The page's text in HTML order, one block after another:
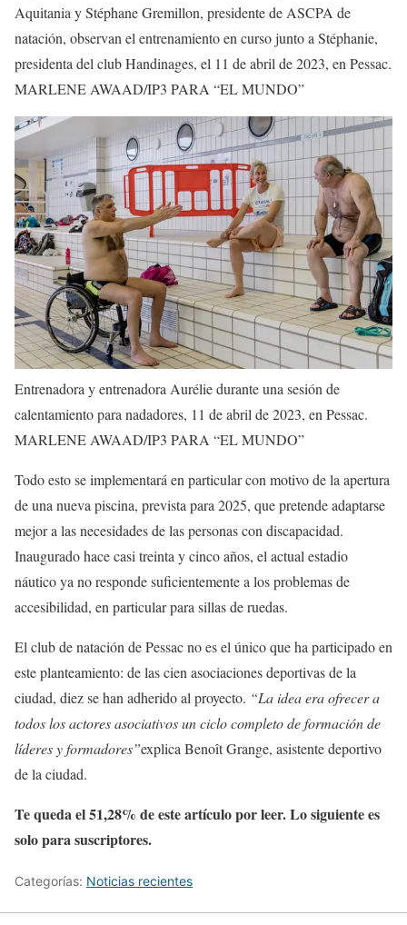
Aquitania y Stéphane Gremillon, presidente de ASCPA de
natación, observan el entrenamiento en curso junto a Stéphanie,
presidenta del club Handinages, el 11 de abril de 2023, en Pessac.
MARLENE AWAAD/IP3 PARA “EL MUNDO”
Entrenadora y entrenadora Aurélie durante una sesión de
calentamiento para nadadores, 11 de abril de 2023, en Pessac.
MARLENE AWAAD/IP3 PARA “EL MUNDO”
Todo esto se implementará en particular con motivo de la apertura
de una nueva piscina, prevista para 2025, que pretende adaptarse
mejor a las necesidades de las personas con discapacidad.
Inaugurado hace casi treinta y cinco años, el actual estadio
náutico ya no responde suficientemente a los problemas de
accesibilidad, en particular para sillas de ruedas.
El club de natación de Pessac no es el único que ha participado en
este planteamiento: de las cien asociaciones deportivas de la
ciudad, diez se han adherido al proyecto. “La idea era ofrecer a
todos los actores asociativos un ciclo completo de formación de
líderes y formadores”explica Benoît Grange, asistente deportivo
de la ciudad.
Te queda el 51,28% de este artículo por leer. Lo siguiente es
solo para suscriptores.
Categorías: Noticias recientes